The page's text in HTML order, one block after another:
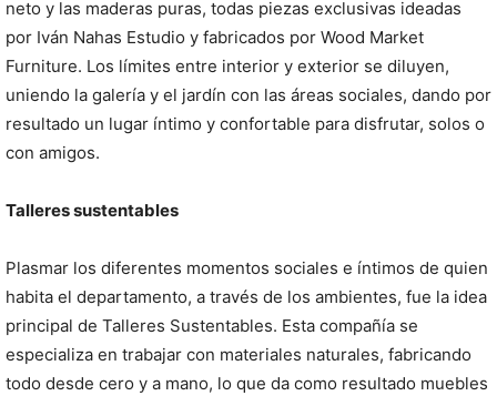
neto y las maderas puras, todas piezas exclusivas ideadas
por Iván Nahas Estudio y fabricados por Wood Market
Furniture. Los límites entre interior y exterior se diluyen,
uniendo la galería y el jardín con las áreas sociales, dando por
resultado un lugar íntimo y confortable para disfrutar, solos o
con amigos.
Talleres sustentables
Plasmar los diferentes momentos sociales e íntimos de quien
habita el departamento, a través de los ambientes, fue la idea
principal de Talleres Sustentables. Esta compañía se
especializa en trabajar con materiales naturales, fabricando
todo desde cero y a mano, lo que da como resultado muebles